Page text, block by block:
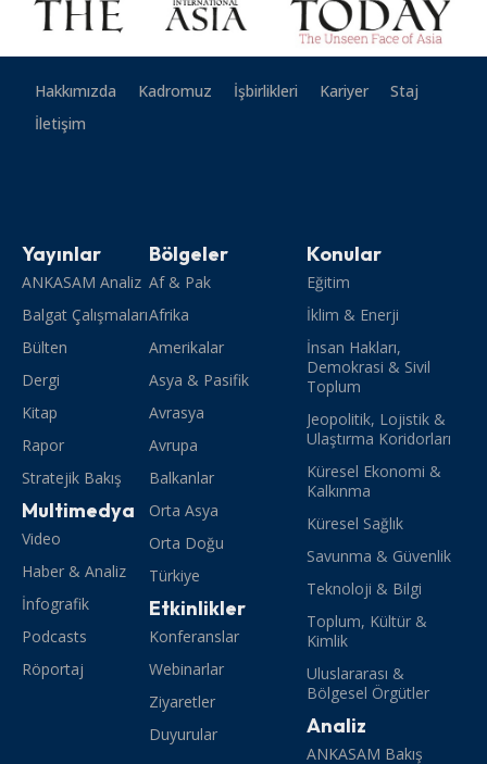
Hakkımızda Kadromuz İşbirlikleri Kariyer
Staj
İletişim
Yayınlar
ANKASAM Analiz
Balgat Çalışmaları
Bülten
Dergi
Kitap
Rapor
Stratejik Bakış
Multimedya
Video
Haber & Analiz
İnfografik
Podcasts
Röportaj
Bölgeler
Af & Pak
Afrika
Amerikalar
Asya & Pasifik
Avrasya
Avrupa
Balkanlar
Orta Asya
Orta Doğu
Türkiye
Etkinlikler
Konferanslar
Webinarlar
Ziyaretler
Duyurular
Konular
Eğitim
İklim & Enerji
İnsan Hakları,
Demokrasi & Sivil
Toplum
Jeopolitik, Lojistik &
Ulaştırma Koridorları
Küresel Ekonomi &
Kalkınma
Küresel Sağlık
Savunma & Güvenlik
Teknoloji & Bilgi
Toplum, Kültür &
Kimlik
Uluslararası &
Bölgesel Örgütler
Analiz
ANKASAM Bakış